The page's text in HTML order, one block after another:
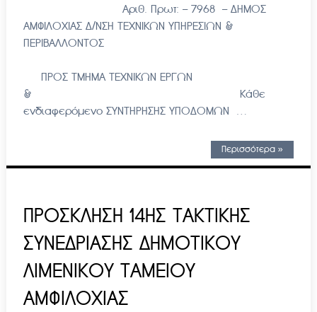
Αριθ. Πρωτ: – 7968 – ΔΗΜΟΣ
ΑΜΦΙΛΟΧΙΑΣ Δ/ΝΣΗ ΤΕΧΝΙΚΩΝ ΥΠΗΡΕΣΙΩΝ &
ΠΕΡΙΒΑΛΛΟΝΤΟΣ
ΠΡΟΣ ΤΜΗΜΑ ΤΕΧΝΙΚΩΝ ΕΡΓΩΝ
& Κάθε
ενδιαφερόμενο ΣΥΝΤΗΡΗΣΗΣ ΥΠΟΔΟΜΩΝ …
Περισσότερα »
ΠΡΟΣΚΛΗΣΗ 14ΗΣ ΤΑΚΤΙΚΗΣ
ΣΥΝΕΔΡΙΑΣΗΣ ΔΗΜΟΤΙΚΟΥ
ΛΙΜΕΝΙΚΟΥ ΤΑΜΕΙΟΥ
ΑΜΦΙΛΟΧΙΑΣ